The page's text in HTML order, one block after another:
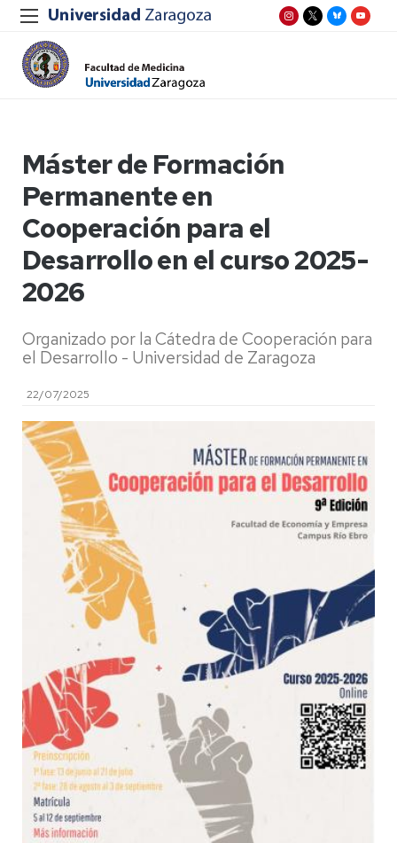
Máster de Formación
Permanente en
Cooperación para el
Desarrollo en el curso 2025-
2026
Organizado por la Cátedra de Cooperación para
el Desarrollo - Universidad de Zaragoza
22/07/2025